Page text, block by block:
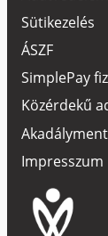
Sütikezelés
ÁSZF
SimplePay
Közérdekű
Impresszum